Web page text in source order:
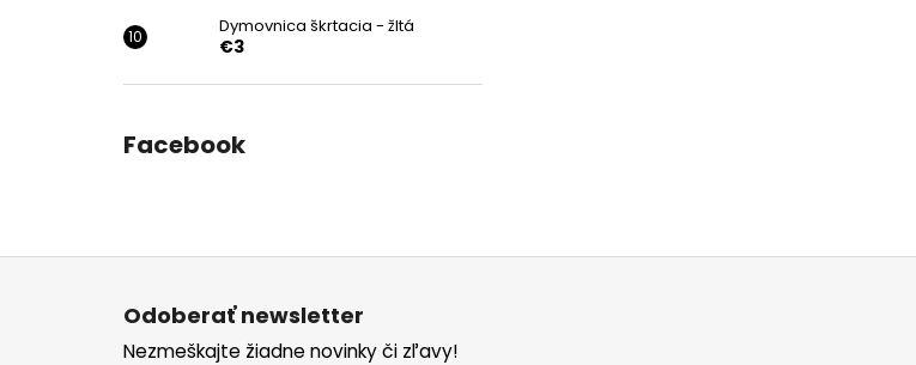
Dymovnica škrtacia - žltá
€3
Facebook
Z
Odoberať newsletter
Nezmeškajte žiadne novinky či zľavy!